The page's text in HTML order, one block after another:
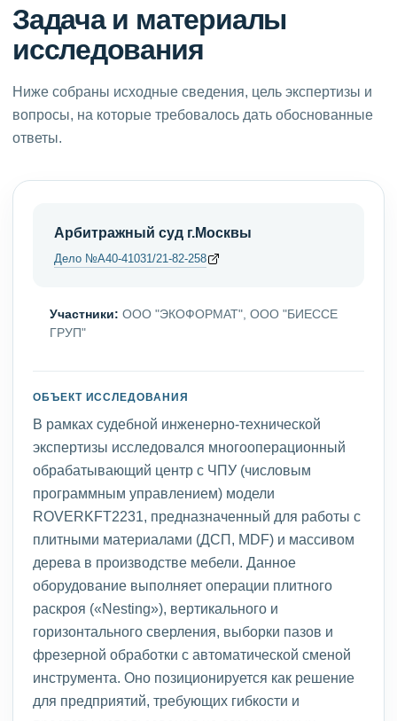
Задача и материалы
исследования
Ниже собраны исходные сведения, цель экспертизы и
вопросы, на которые требовалось дать обоснованные
ответы.
Арбитражный суд г.Москвы
Дело №А40-41031/21-82-258
Участники: ООО "ЭКОФОРМАТ", ООО "БИЕССЕ
ГРУП"
ОБЪЕКТ ИССЛЕДОВАНИЯ
В рамках судебной инженерно-технической
экспертизы исследовался многооперационный
обрабатывающий центр с ЧПУ (числовым
программным управлением) модели
ROVERKFT2231, предназначенный для работы с
плитными материалами (ДСП, MDF) и массивом
дерева в производстве мебели. Данное
оборудование выполняет операции плитного
раскроя («Nesting»), вертикального и
горизонтального сверления, выборки пазов и
фрезерной обработки с автоматической сменой
инструмента. Оно позиционируется как решение
для предприятий, требующих гибкости и